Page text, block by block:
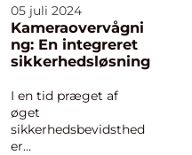
hæve brød, kager og
andre bagværk. Men
hvad er tørg&...
05 juli 2024
Kameraovervågni
ng: En integreret
sikkerhedsløsning
I en tid præget af
øget
sikkerhedsbevidsthed
er